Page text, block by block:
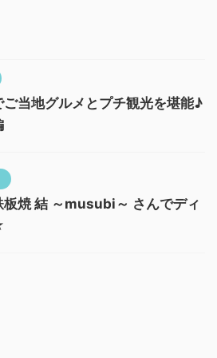
ご当地グルメとプチ観光を堪能♪
板焼 結 ～musubi～ さんでディ